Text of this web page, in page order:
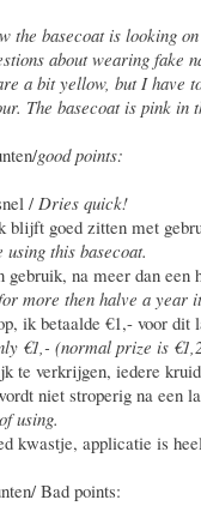
the basecoat is looking
about wearing fake
a bit yellow, but I have
The basecoat is pink in
good points:
/ Dries quick!
blijft goed zitten met
this basecoat.
gebruik, na meer dan een
more then halve a year
ik betaalde €1,- voor
€1,- (normal prize is
te verkrijgen, iedere
niet stroperig na een
using.
kwastje, applicatie is
Bad points: